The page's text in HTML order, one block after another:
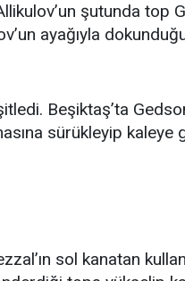
şutunda top
ayağıyla
Beşiktaş’ta
sürükleyip kaleye
sol kanatan